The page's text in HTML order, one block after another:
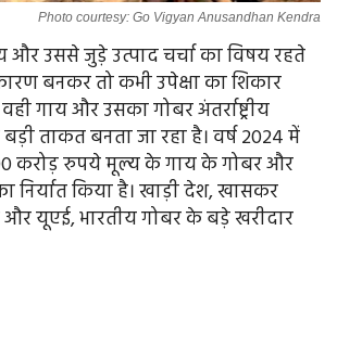
Photo courtesy: Go Vigyan Anusandhan Kendra
और उससे जुड़े उत्पाद चर्चा का विषय रहते
बनकर तो कभी उपेक्षा का शिकार
गाय और उसका गोबर अंतर्राष्ट्रीय
ताकत बनता जा रहा है। वर्ष 2024 में
करोड़ रुपये मूल्य के गाय के गोबर और
निर्यात किया है। खाड़ी देश, खासकर
यूएई, भारतीय गोबर के बड़े खरीदार